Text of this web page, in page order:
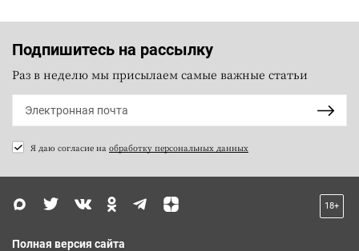
Подпишитесь на рассылку
Раз в неделю мы присылаем самые важные статьи
Я даю согласие на обработку персональных данных
18+
Полная версия сайта